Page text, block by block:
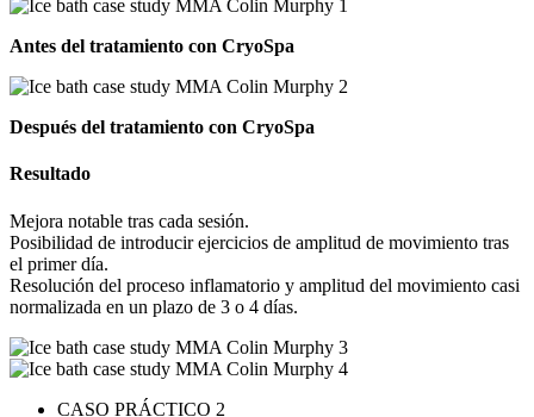
Antes del tratamiento con CryoSpa
Después del tratamiento con CryoSpa
Resultado
Mejora notable tras cada sesión.
Posibilidad de introducir ejercicios de amplitud de movimiento tras
el primer día.
Resolución del proceso inflamatorio y amplitud del movimiento casi
normalizada en un plazo de 3 o 4 días.
CASO PRÁCTICO 2